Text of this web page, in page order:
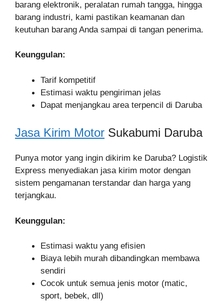
barang elektronik, peralatan rumah tangga, hingga
barang industri, kami pastikan keamanan dan
keutuhan barang Anda sampai di tangan penerima.
Keunggulan:
Tarif kompetitif
Estimasi waktu pengiriman jelas
Dapat menjangkau area terpencil di Daruba
Jasa Kirim Motor Sukabumi Daruba
Punya motor yang ingin dikirim ke Daruba? Logistik
Express menyediakan jasa kirim motor dengan
sistem pengamanan terstandar dan harga yang
terjangkau.
Keunggulan:
Estimasi waktu yang efisien
Biaya lebih murah dibandingkan membawa
sendiri
Cocok untuk semua jenis motor (matic,
sport, bebek, dll)